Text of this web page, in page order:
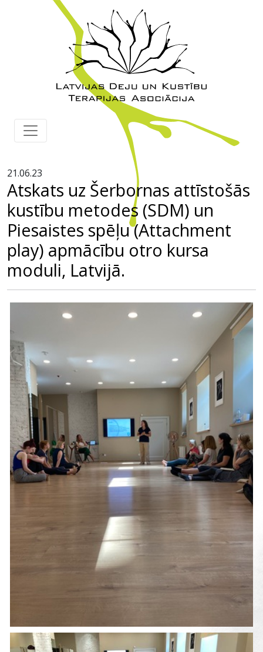
21.06.23
Atskats uz Šerbornas attīstošās
kustību metodes (SDM) un
Piesaistes spēļu (Attachment
play) apmācību otro kursa
moduli, Latvijā.